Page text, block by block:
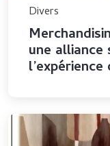
Divers
une